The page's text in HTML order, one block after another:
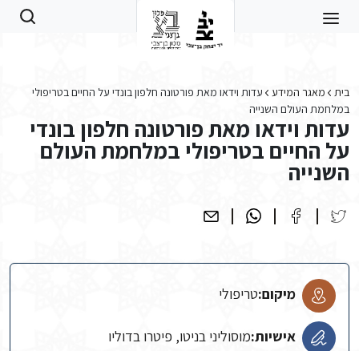
בית מאגר המידע
עדות וידאו מאת פורטונה חלפון בונדי על החיים בטריפולי
במלחמת העולם השנייה
עדות וידאו מאת פורטונה חלפון בונדי
על החיים בטריפולי במלחמת העולם
השנייה
מיקום:טריפולי
אישיות:מוסוליני בניטו, פיטרו בדוליו